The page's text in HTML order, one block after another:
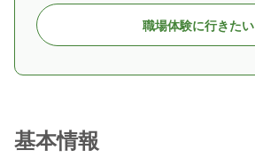
職場体験に行きたい
基本情報